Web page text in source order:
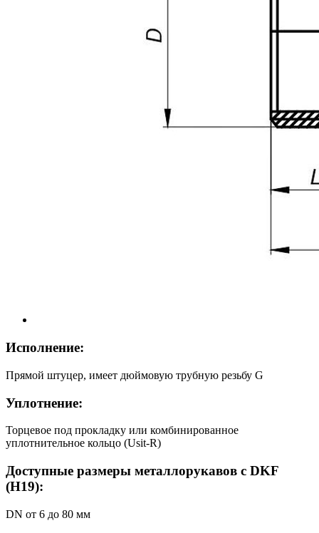
Исполнение:
Прямой штуцер, имеет дюймовую трубную резьбу G
Уплотнение:
Торцевое под прокладку или комбинированное
уплотнительное кольцо (Usit-R)
Доступные размеры металлорукавов с DKF
(Н19):
DN от 6 до 80 мм